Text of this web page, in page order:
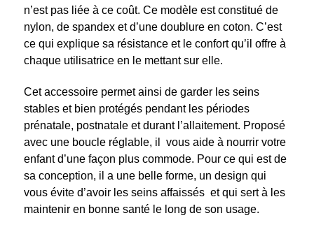
n’est pas liée à ce coût. Ce modèle est constitué de
nylon, de spandex et d’une doublure en coton. C’est
ce qui explique sa résistance et le confort qu’il offre à
chaque utilisatrice en le mettant sur elle.
Cet accessoire permet ainsi de garder les seins
stables et bien protégés pendant les périodes
prénatale, postnatale et durant l’allaitement. Proposé
avec une boucle réglable, il vous aide à nourrir votre
enfant d’une façon plus commode. Pour ce qui est de
sa conception, il a une belle forme, un design qui
vous évite d’avoir les seins affaissés et qui sert à les
maintenir en bonne santé le long de son usage.